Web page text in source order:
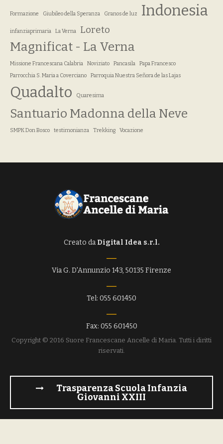
Formazione Giubileo della Speranza Granos de luz Indonesia
infanziaprimaria La Verna Loreto
Magnificat - La Verna
Missione Francescana Calabria Noviziato Pancasila
Papa Francesco
Parrocchia S. Maria a Coverciano
Parroquia Nuestra Señora de las Lajas
Quadalto Quaresima
Santuario Madonna della Neve
SMPK Don Bosco testimonianza Trekking Vocazione
Creato da Digital Idea s.r.l.
Via G. D'Annunzio 143, 50135 Firenze
Tel: 055 601450
Fax: 055 601450
Copyright © 2016 Suore Francescane Ancelle di Maria. Tutti i diritti
riservati.
Trasparenza Scuola Infanzia
Giovanni XXIII